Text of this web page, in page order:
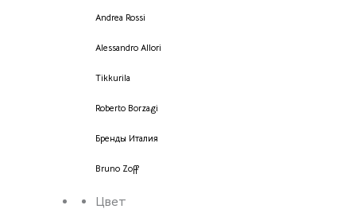
Andrea Rossi
Alessandro Allori
Tikkurila
Roberto Borzagi
Бренды Италия
Bruno Zoff
Цвет